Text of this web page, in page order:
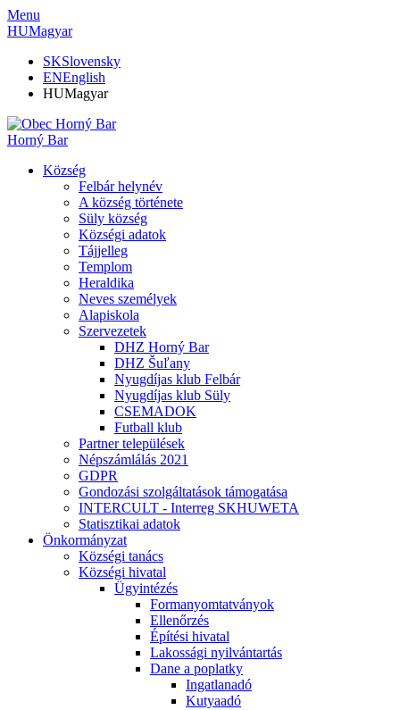
Menu
HUMagyar
SKSlovensky
ENEnglish
HUMagyar
Horný Bar
Község
Felbár helynév
A község története
Süly község
Községi adatok
Tájjelleg
Templom
Heraldika
Neves személyek
Alapiskola
Szervezetek
DHZ Horný Bar
DHZ Šuľany
Nyugdíjas klub Felbár
Nyugdíjas klub Süly
CSEMADOK
Futball klub
Partner települések
Népszámlálás 2021
GDPR
Gondozási szolgáltatások támogatása
INTERCULT - Interreg SKHUWETA
Statisztikai adatok
Önkormányzat
Községi tanács
Községi hivatal
Ügyintézés
Formanyomtatványok
Ellenőrzés
Építési hivatal
Lakossági nyilvántartás
Dane a poplatky
Ingatlanadó
Kutyaadó